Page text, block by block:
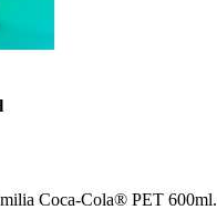
Coca-Cola® PET 600ml.